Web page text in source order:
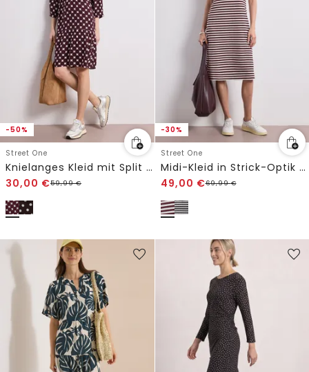
-50%
Street One
Knielanges Kleid mit Split Neck und Print
30,00 €59,99€
-30%
Street One
Midi-Kleid in Strick-Optik mit Streifen
49,00 €69,99€